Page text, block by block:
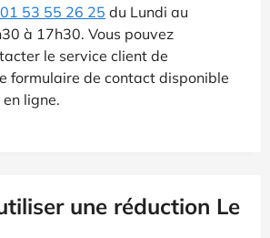
01 53 55 26 25 du Lundi au
à 17h30. Vous pouvez
le service client de
formulaire de contact disponible
ligne.
une réduction Le